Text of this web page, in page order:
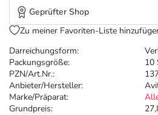
Darreichungsform:
Packungsgröße:
10
PZN/Art.Nr.:
Anbieter/Hersteller:
Marke/Präparat:
Grundpreis:
Geprüfter Shop
Zu meiner Favoriten-Liste